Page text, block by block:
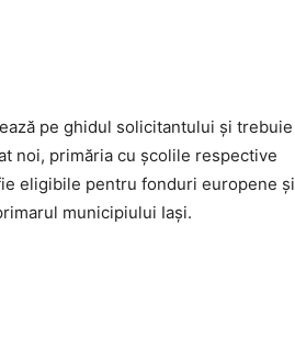
pe ghidul solicitantului și trebuie
noi, primăria cu școlile respective
eligibile pentru fonduri europene și
municipiului Iași.